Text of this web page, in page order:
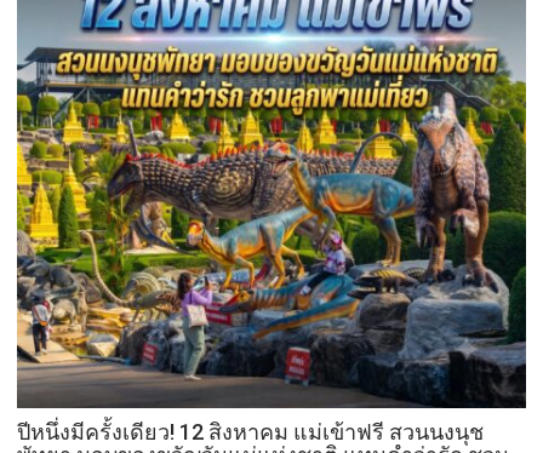
”
ส่ง
เสริม
โรงเรียน
สุข
ภาวะ
ดี
ด้วย
จุลินทรีย์”
(
Healthy
school)
เสริม
ความ
รู้
เยาวชน
ปีหนึ่งมีครั้งเดียว! 12 สิงหาคม แม่เข้าฟรี สวนนงนุช